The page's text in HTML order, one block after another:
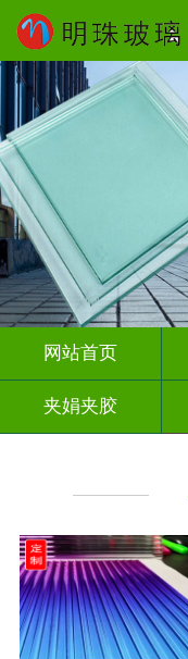
网站首页
夹娟夹胶